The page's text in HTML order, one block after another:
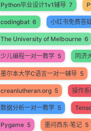
Python毕业设计1v1辅导 7
codingbat 6 小红书免费答
The University of Melbourne 6
少儿编程一对一教学 5 同济
墨尔本大学C语言一对一辅导 5
creanlutheran.org 5 操作
数据分析一对一教学 5
Pygame 5 墨问西东·笔记 5